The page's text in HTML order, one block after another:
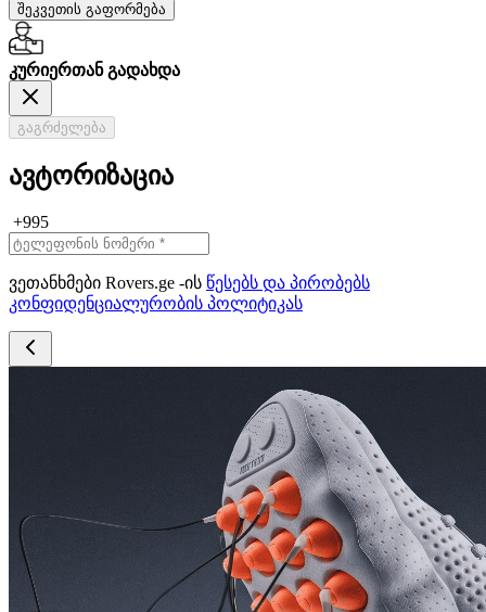
შეკვეთის გაფორმება
კურიერთან გადახდა
გაგრძელება
ავტორიზაცია
+995
ვეთანხმები Rovers.ge -ის წესებს და პირობებს
კონფიდენციალურობის პოლიტიკას